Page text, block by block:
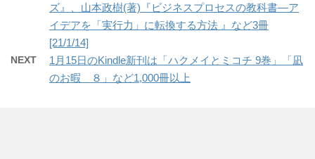
ズ』、山本政樹(著)『ビジネスプロセスの教科書―ア
イデアを「実行力」に転換する方法 』など3冊
[21/1/14]
NEXT
1月15日のKindle新刊は「ハクメイとミコチ 9巻」「凪
のお暇 ８」など1,000冊以上